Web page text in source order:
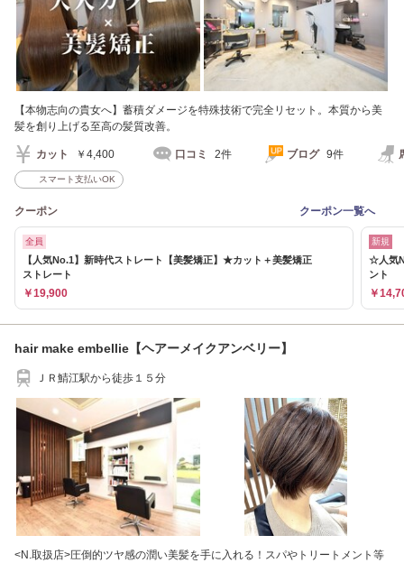
【本物志向の貴女へ】蓄積ダメージを特殊技術で完全リセット。本質から美
髪を創り上げる至高の髪質改善。
カット ￥4,400 口コミ 2件 ブログ 9件
スマート支払いOK
クーポン クーポン一覧へ
全員
【人気No.1】新時代ストレート【美髪矯正】★カット＋美髪矯正
ストレート
￥19,900
新規
☆人気
ント
￥
hair make embellie【ヘアーメイクアンベリー】
ＪＲ鯖江駅から徒歩１５分
<N.取扱店>圧倒的ツヤ感の潤い美髪を手に入れる！スパやトリートメント等